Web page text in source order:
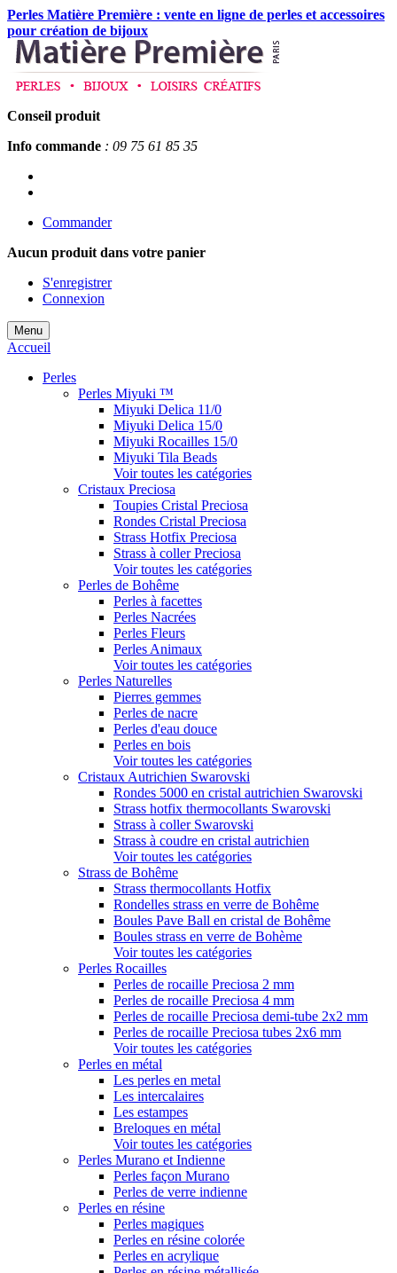
Perles Matière Première : vente en ligne de perles et accessoires
pour création de bijoux
Conseil produit
Info commande : 09 75 61 85 35
Commander
Aucun produit dans votre panier
S'enregistrer
Connexion
Menu
Accueil
Perles
Perles Miyuki ™
Miyuki Delica 11/0
Miyuki Delica 15/0
Miyuki Rocailles 15/0
Miyuki Tila Beads
Voir toutes les catégories
Cristaux Preciosa
Toupies Cristal Preciosa
Rondes Cristal Preciosa
Strass Hotfix Preciosa
Strass à coller Preciosa
Voir toutes les catégories
Perles de Bohême
Perles à facettes
Perles Nacrées
Perles Fleurs
Perles Animaux
Voir toutes les catégories
Perles Naturelles
Pierres gemmes
Perles de nacre
Perles d'eau douce
Perles en bois
Voir toutes les catégories
Cristaux Autrichien Swarovski
Rondes 5000 en cristal autrichien Swarovski
Strass hotfix thermocollants Swarovski
Strass à coller Swarovski
Strass à coudre en cristal autrichien
Voir toutes les catégories
Strass de Bohême
Strass thermocollants Hotfix
Rondelles strass en verre de Bohême
Boules Pave Ball en cristal de Bohême
Boules strass en verre de Bohème
Voir toutes les catégories
Perles Rocailles
Perles de rocaille Preciosa 2 mm
Perles de rocaille Preciosa 4 mm
Perles de rocaille Preciosa demi-tube 2x2 mm
Perles de rocaille Preciosa tubes 2x6 mm
Voir toutes les catégories
Perles en métal
Les perles en metal
Les intercalaires
Les estampes
Breloques en métal
Voir toutes les catégories
Perles Murano et Indienne
Perles façon Murano
Perles de verre indienne
Perles en résine
Perles magiques
Perles en résine colorée
Perles en acrylique